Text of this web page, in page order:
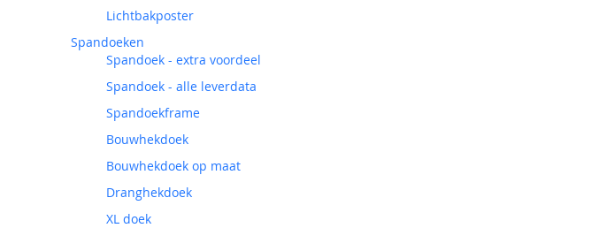
Lichtbakposter
Spandoeken
Spandoek - extra voordeel
Spandoek - alle leverdata
Spandoekframe
Bouwhekdoek
Bouwhekdoek op maat
Dranghekdoek
XL doek